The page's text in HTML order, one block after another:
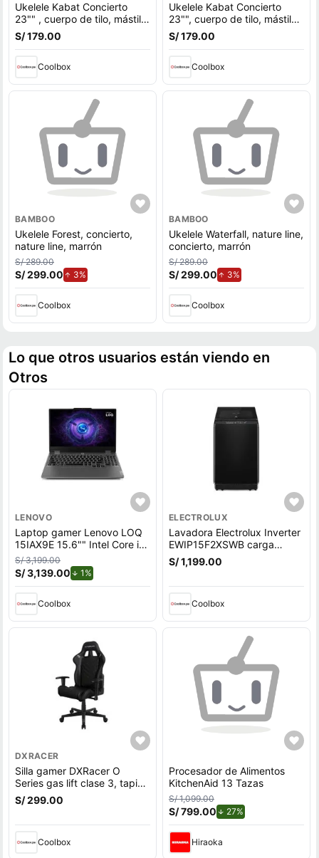
Ukelele Kabat Concierto
23"" , cuerpo de tilo, mástil
okoume, acabado mate,
marrón
S/ 179.00
Coolbox
Ukelele Kabat Concierto
23"", cuerpo de tilo, mástil
okoume, acabado mate,
negro
S/ 179.00
Coolbox
BAMBOO
Ukelele Forest, concierto,
nature line, marrón
S/ 289.00
S/ 299.00 3%
Coolbox
BAMBOO
Ukelele Waterfall, nature line,
concierto, marrón
S/ 289.00
S/ 299.00 3%de aumento.
Coolbox
Lo que otros usuarios están viendo en
Otros
LENOVO
Laptop gamer Lenovo LOQ
15IAX9E 15.6"" Intel Core i5,
512GB SSD, 8GB RAM,
Windows 11 Home, gris
S/ 3,199.00
S/ 3,139.00 1%
Coolbox
ELECTROLUX
Lavadora Electrolux Inverter
EWIP15F2XSWB carga
superior, capacidad 15 kg,
negro
S/ 1,199.00
Coolbox
DXRACER
Silla gamer DXRacer O
Series gas lift clase 3, tapiz
cuero pu, máx. 100 kg,
inclinación 90 - 135°, negro
S/ 299.00
Coolbox
Procesador de Alimentos
KitchenAid 13 Tazas
S/ 1,099.00
S/ 799.00 27%de descuento.
Hiraoka